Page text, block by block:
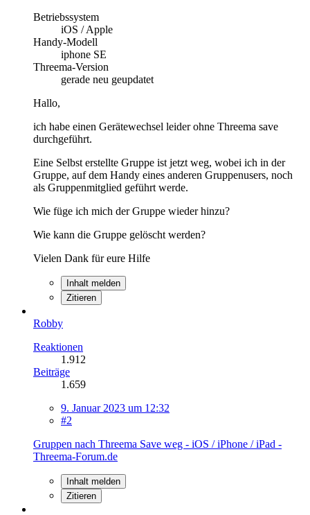
Betriebssystem
iOS / Apple
Handy-Modell
iphone SE
Threema-Version
gerade neu geupdatet
Hallo,
ich habe einen Gerätewechsel leider ohne Threema save
durchgeführt.
Eine Selbst erstellte Gruppe ist jetzt weg, wobei ich in der
Gruppe, auf dem Handy eines anderen Gruppenusers, noch
als Gruppenmitglied geführt werde.
Wie füge ich mich der Gruppe wieder hinzu?
Wie kann die Gruppe gelöscht werden?
Vielen Dank für eure Hilfe
Inhalt melden
Zitieren
Robby
Reaktionen
1.912
Beiträge
1.659
9. Januar 2023 um 12:32
#2
Gruppen nach Threema Save weg - iOS / iPhone / iPad -
Threema-Forum.de
Inhalt melden
Zitieren